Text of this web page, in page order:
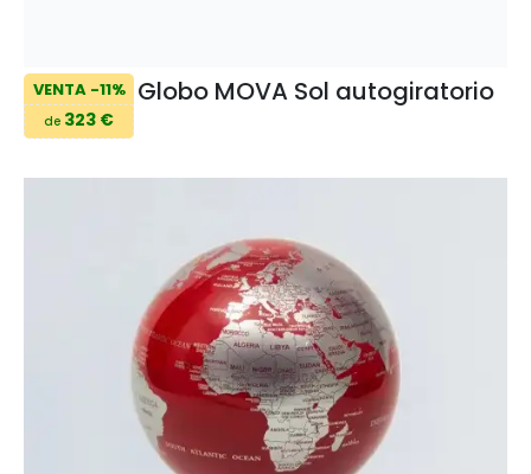
VENTA -11%
de 323 €
Globo MOVA Sol autogiratorio